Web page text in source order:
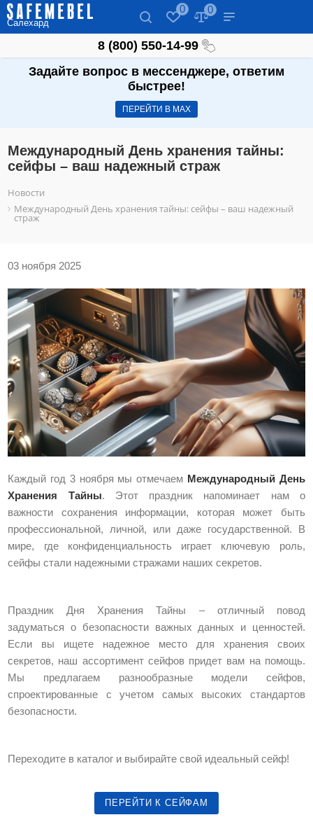
Салехард
0 0
8 (800) 550-14-99
Задайте вопрос в мессенджере, ответим
быстрее!
ПЕРЕЙТИ В МАХ
Международный День хранения тайны:
сейфы – ваш надежный страж
Новости
Международный День хранения тайны: сейфы – ваш надежный
страж
03 ноября 2025
Каждый год 3 ноября мы отмечаем Международный День
Хранения Тайны. Этот праздник напоминает нам о
важности сохранения информации, которая может быть
профессиональной, личной, или даже государственной. В
мире, где конфиденциальность играет ключевую роль,
сейфы стали надежными стражами наших секретов.
Праздник Дня Хранения Тайны – отличный повод
задуматься о безопасности важных данных и ценностей.
Если вы ищете надежное место для хранения своих
секретов, наш ассортимент сейфов придет вам на помощь.
Мы предлагаем разнообразные модели сейфов,
спроектированные с учетом самых высоких стандартов
безопасности.
Переходите в каталог и выбирайте свой идеальный сейф!
ПЕРЕЙТИ К СЕЙФАМ